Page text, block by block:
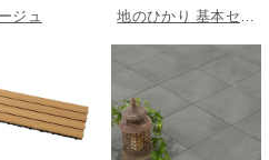
ージュ
地のひかり 基本セッ